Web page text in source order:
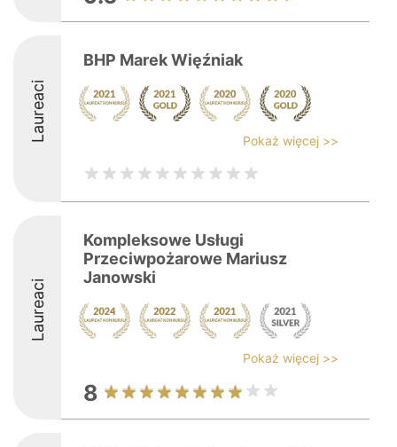
Laureaci
BHP Marek Więźniak
Pokaż więcej >>
Laureaci
Kompleksowe Usługi
Przeciwpożarowe Mariusz
Janowski
Pokaż więcej >>
8